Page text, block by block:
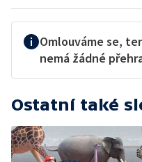
Omlouváme se,
nemá žádné
Ostatní také